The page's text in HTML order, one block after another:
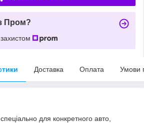
Пром?
Доставка Оплата Умови
для конкретного авто,